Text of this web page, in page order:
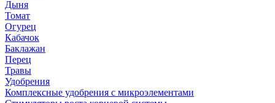
Дыня
Томат
Огурец
Кабачок
Баклажан
Перец
Травы
Удобрения
Комплексные удобрения с микроэлементами